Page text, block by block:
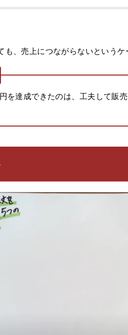
も、売上につながらないというケ
を達成できたのは、工夫して販